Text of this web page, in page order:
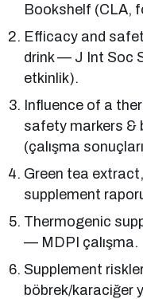
Bookshelf (CLA,
Efficacy and
drink — J Int Soc
etkinlik).
Influence of a
safety markers
(çalışma
Green tea
supplement
Thermogenic
— MDPI çalışma.
Supplement
böbrek/karaciğer